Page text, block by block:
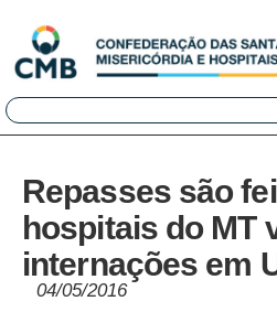
Repasses são
hospitais do MT
internações em
04/05/2016